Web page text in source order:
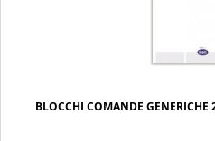
BLOCCHI COMANDE GENERICHE